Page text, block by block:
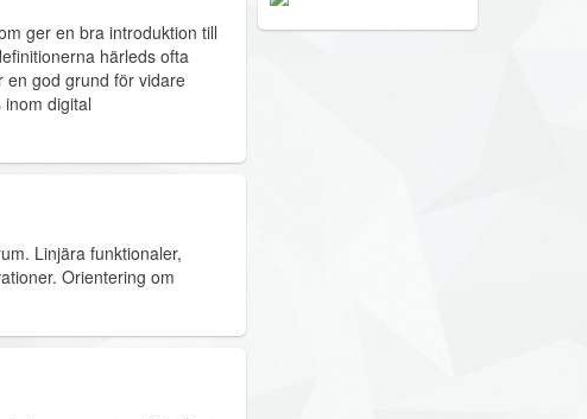
ger en bra introduktion till
härleds ofta
en god grund för vidare
digital
Linjära funktionaler,
Orientering om